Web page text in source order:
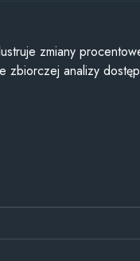
zmiany
zbiorczej analizy